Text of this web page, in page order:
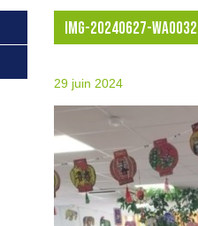
IMG-20240627-WA0032
29 juin 2024